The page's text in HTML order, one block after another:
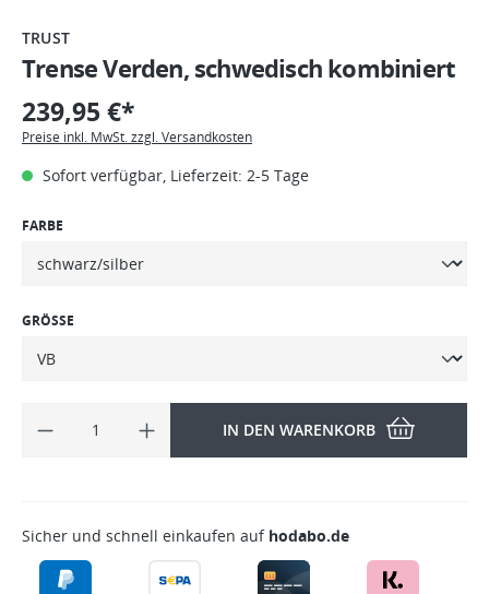
TRUST
Trense Verden, schwedisch kombiniert
239,95 €*
Preise inkl. MwSt. zzgl. Versandkosten
Sofort verfügbar, Lieferzeit: 2-5 Tage
FARBE
GRÖSSE
IN DEN WARENKORB
Sicher und schnell einkaufen auf hodabo.de